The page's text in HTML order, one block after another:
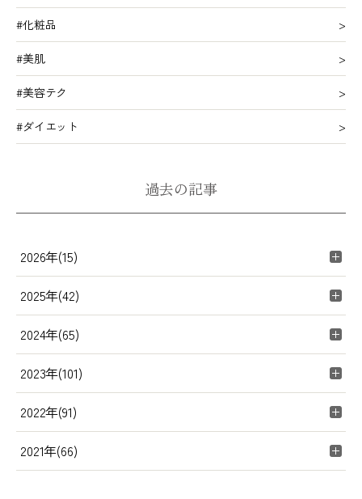
#化粧品
#美肌
#美容テク
#ダイエット
過去の記事
2026年(15)
2025年(42)
2024年(65)
2023年(101)
2022年(91)
2021年(66)